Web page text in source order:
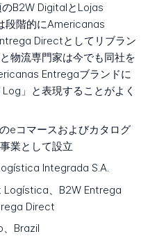
B2W DigitalとLojas
段階的にAmericanas
Directとしてリブラン
物流専門家は今でも同社を
Entregaブランドに
」と表現することがよく
eコマースおよびカタログ
業として設立
Integrada S.A.
、B2W Entrega
Direct
、Brazil